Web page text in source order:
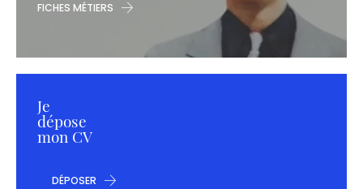
FICHES MÉTIERS
Je
dépose
mon CV
DÉPOSER